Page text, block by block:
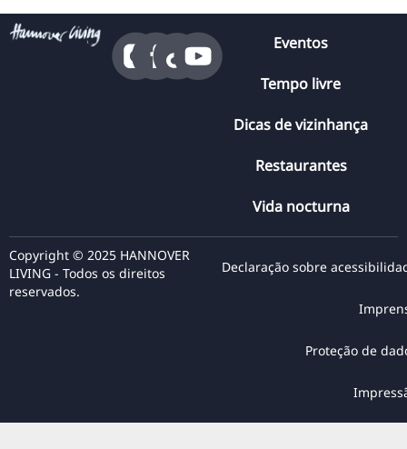
Eventos
Tempo livre
Dicas de vizinhança
Restaurantes
Vida nocturna
Copyright © 2025 HANNOVER
LIVING - Todos os direitos
reservados.
Declaração sobre
Proteção de